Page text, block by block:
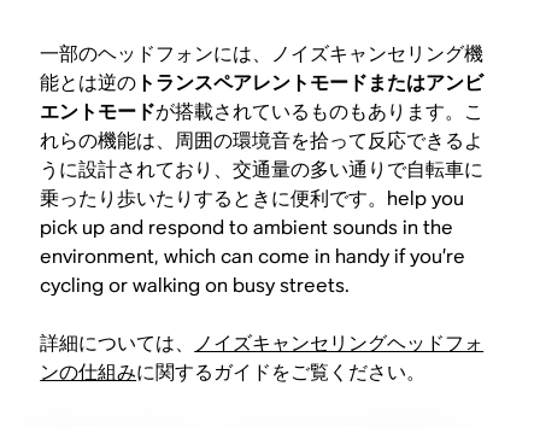
一部のヘッドフォンには、ノイズキャンセリング機
能とは逆の トランスペアレントモードまたはアンビ
エントモードが搭載されているものもあります。こ
れらの機能は、周囲の環境音を拾って反応できるよ
うに設計されており、交通量の多い通りで自転車に
乗ったり歩いたりするときに便利です。 helpyou
pick up and respond to ambient sounds in the
environment, which can come in handy if you’re
cycling or walking on busy streets.
詳細については、
ノイズキャンセリングヘッドフォ
ンの仕組みに関するガイドをご覧ください。